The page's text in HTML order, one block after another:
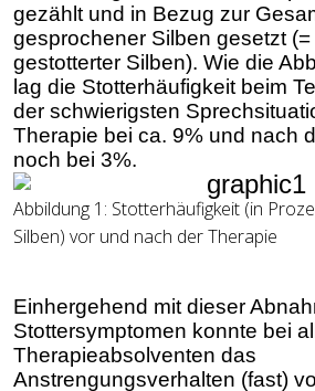
gezählt und in Bezug zur
gesprochener Silben gesetzt (=
gestotterter Silben). Wie die
lag die Stotterhäufigkeit beim
der schwierigsten
Therapie bei ca. 9% und nach
noch bei 3%.
Abbildung 1 : Stotterhäufigkeit (in
Silben) vor und nach der Therapie
Einhergehend mit dieser
Stottersymptomen konnte bei
Therapieabsolventen das
Anstrengungsverhalten (fast)